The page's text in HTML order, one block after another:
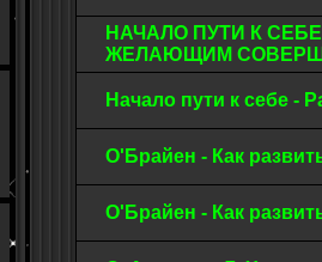
НАЧАЛО ПУТИ К
ЖЕЛАЮЩИМ
Начало пути к себе -
О'Брайен - Как
О'Брайен - Как